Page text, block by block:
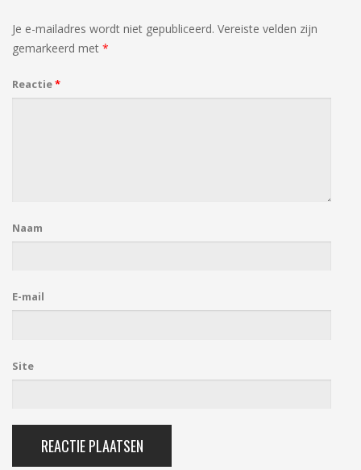
Je e-mailadres wordt niet gepubliceerd. Vereiste velden zijn
gemarkeerd met *
Reactie*
Naam
E-mail
Site